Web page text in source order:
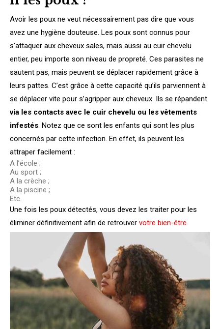
Avoir les poux ne veut nécessairement pas dire que vous
avez une hygiène douteuse. Les poux sont connus pour
s’attaquer aux cheveux sales, mais aussi au cuir chevelu
entier, peu importe son niveau de propreté. Ces parasites ne
sautent pas, mais peuvent se déplacer rapidement grâce à
leurs pattes. C’est grâce à cette capacité qu’ils parviennent à
se déplacer vite pour s’agripper aux cheveux. Ils se répandent
via les contacts avec le cuir chevelu ou les vêtements
infestés. Notez que ce sont les enfants qui sont les plus
concernés par cette infection. En effet, ils peuvent les
attraper facilement :
A l’école ;
Au sport ;
A la crèche ;
A la piscine ;
Etc.
Une fois les poux détectés, vous devez les traiter pour les
éliminer définitivement afin de retrouver votre bien-être.